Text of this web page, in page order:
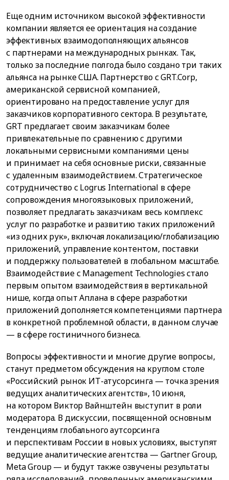
Еще одним источником высокой эффективности
компании является ее ориентация на создание
эффективных взаимодополняющих альянсов
с партнерами на международных рынках. Так,
только за последние полгода было создано три таких
альянса на рынке США. Партнерство с GRT.Corp,
американской сервисной компанией,
ориентировано на предоставление услуг для
заказчиков корпоративного сектора. В результате,
GRT предлагает своим заказчикам более
привлекательные по сравнению с другими
локальными сервисными компаниями цены
и принимает на себя основные риски, связанные
с удаленным взаимодействием. Стратегическое
сотрудничество с Logrus International в сфере
сопровождения многоязыковых приложений,
позволяет предлагать заказчикам весь комплекс
услуг по разработке и развитию таких приложений
«из одних рук», включая локализацию/глобализацию
приложений, управление контентом, поставки
и поддержку пользователей в глобальном масштабе.
Взаимодействие с Management Technologies стало
первым опытом взаимодействия в вертикальной
нише, когда опыт Аплана в сфере разработки
приложений дополняется компетенциями партнера
в конкретной проблемной области, в данном случае
— в сфере гостиничного бизнеса.
Вопросы эффективности и многие другие вопросы,
станут предметом обсуждения на круглом столе
«Российский рынок ИТ-атусорсинга — точка зрения
ведущих аналитических агентств», 10 июня,
на котором Виктор Вайнштейн выступит в роли
модератора. В дискуссии, посвященной основным
тенденциям глобального аутсорсинга
и перспективам России в новых условиях, выступят
ведущие аналитические агентства — Gartner Group,
Meta Group — и будут также озвучены результаты